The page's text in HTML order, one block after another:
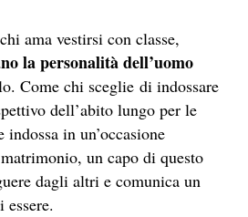
ama vestirsi con classe,
la personalità dell’uomo
Come chi sceglie di indossare
dell’abito lungo per le
in un’occasione
un capo di questo
dagli altri e comunica un